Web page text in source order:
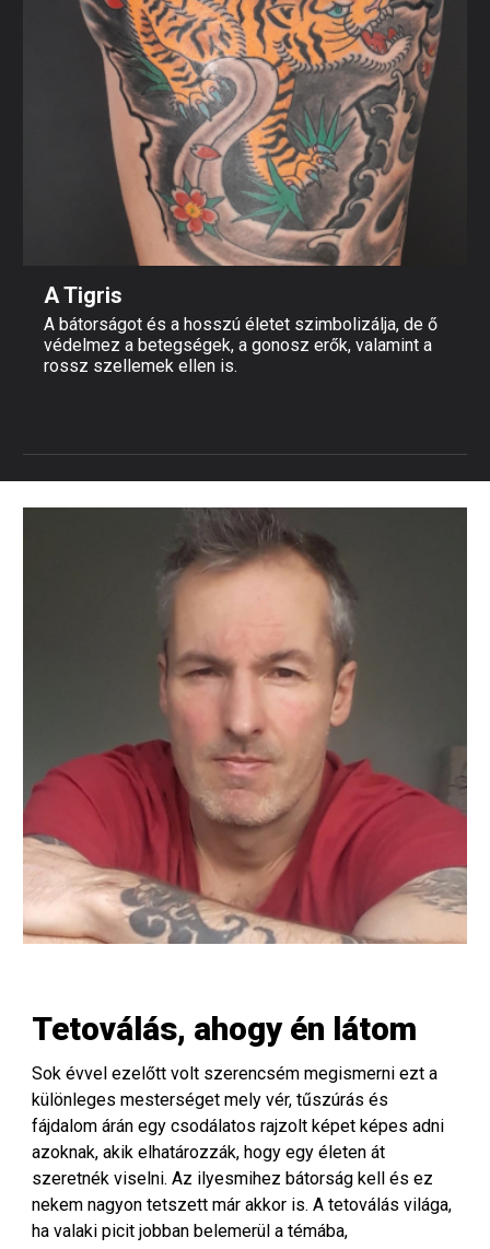
A Tigris
A bátorságot és a hosszú életet szimbolizálja, de ő
védelmez a betegségek, a gonosz erők, valamint a
rossz szellemek ellen is.
Tetoválás, ahogy én látom
Sok évvel ezelőtt volt szerencsém megismerni ezt a
különleges mesterséget mely vér, tűszúrás és
fájdalom árán egy csodálatos rajzolt képet képes adni
azoknak, akik elhatározzák, hogy egy életen át
szeretnék viselni. Az ilyesmihez bátorság kell és ez
nekem nagyon tetszett már akkor is. A tetoválás világa,
ha valaki picit jobban belemerül a témába,